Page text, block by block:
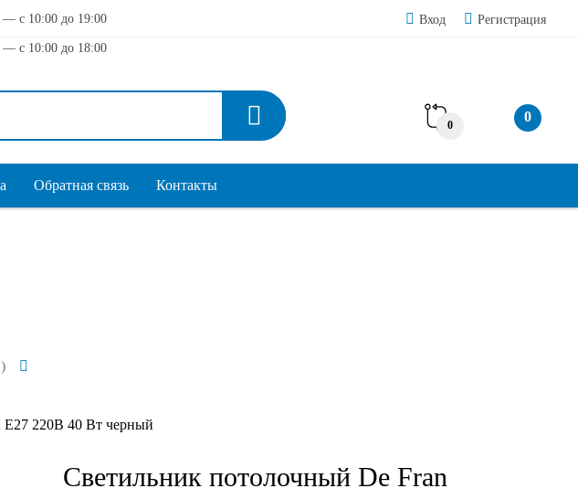
с 10:00 до 19:00
с 10:00 до 18:00
Вход Регистрация
0
0
Обратная связь Контакты
Е27 220В 40 Вт черный
Светильник потолочный De Fran